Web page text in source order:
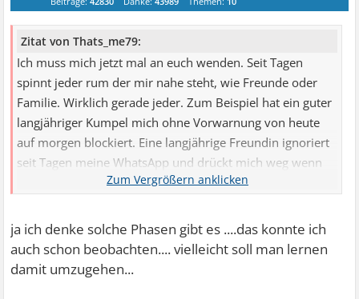
Zitat von Thats_me79:
Ich muss mich jetzt mal an euch wenden. Seit Tagen
spinnt jeder rum der mir nahe steht, wie Freunde oder
Familie. Wirklich gerade jeder. Zum Beispiel hat ein guter
langjähriger Kumpel mich ohne Vorwarnung von heute
auf morgen blockiert. Eine langjährige Freundin ignoriert
seit Tagen meine WhatsApp und drückt mich weg wenn
ich anrufe, meine Schwester ist nur gereizt schon seit
gerade ziemlich einsam und denke nach was nur los ist,
habe kein Streit oder sonstwas. Geht es jemanden
vielleicht so ähnlich?
ja ich denke solche Phasen gibt es ....das konnte ich
auch schon beobachten.... vielleicht soll man lernen
damit umzugehen...